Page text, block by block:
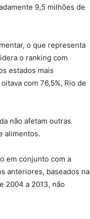
9,5 milhões de
o que representa
o ranking com
estados mais
com 76,5%, Rio de
não afetam outras
alimentos.
em conjunto com a
anteriores, baseados na
2004 a 2013, não